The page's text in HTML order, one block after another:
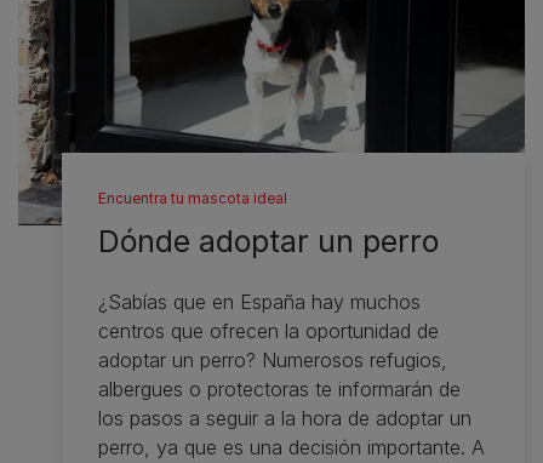
Encuentra tu mascota ideal
Dónde adoptar un perro
¿Sabías que en España hay muchos
centros que ofrecen la oportunidad de
adoptar un perro? Numerosos refugios,
albergues o protectoras te informarán de
los pasos a seguir a la hora de adoptar un
perro, ya que es una decisión importante. A